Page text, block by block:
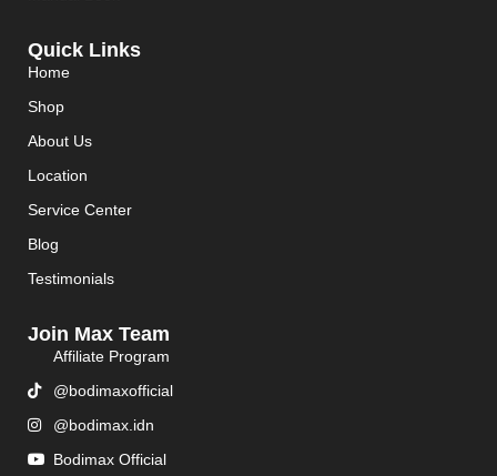
Quick Links
Home
Shop
About Us
Location
Service Center
Blog
Testimonials
Join Max Team
Affiliate Program
@bodimaxofficial
@bodimax.idn
Bodimax Official